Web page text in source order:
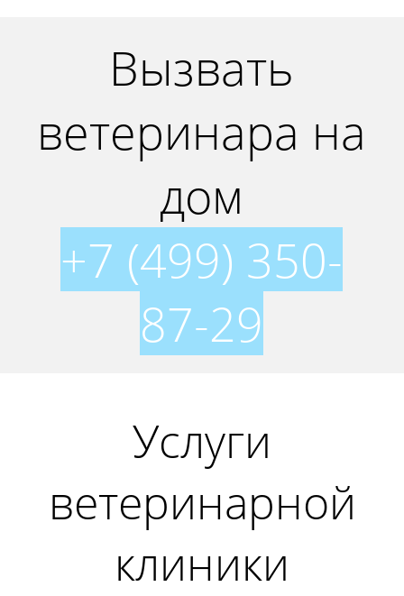
Вызвать
ветеринара на
дом
+7 (499) 350-
87-29
Услуги
ветеринарной
клиники